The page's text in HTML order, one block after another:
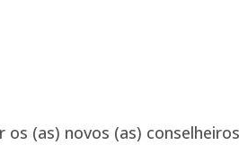
(as) novos (as)